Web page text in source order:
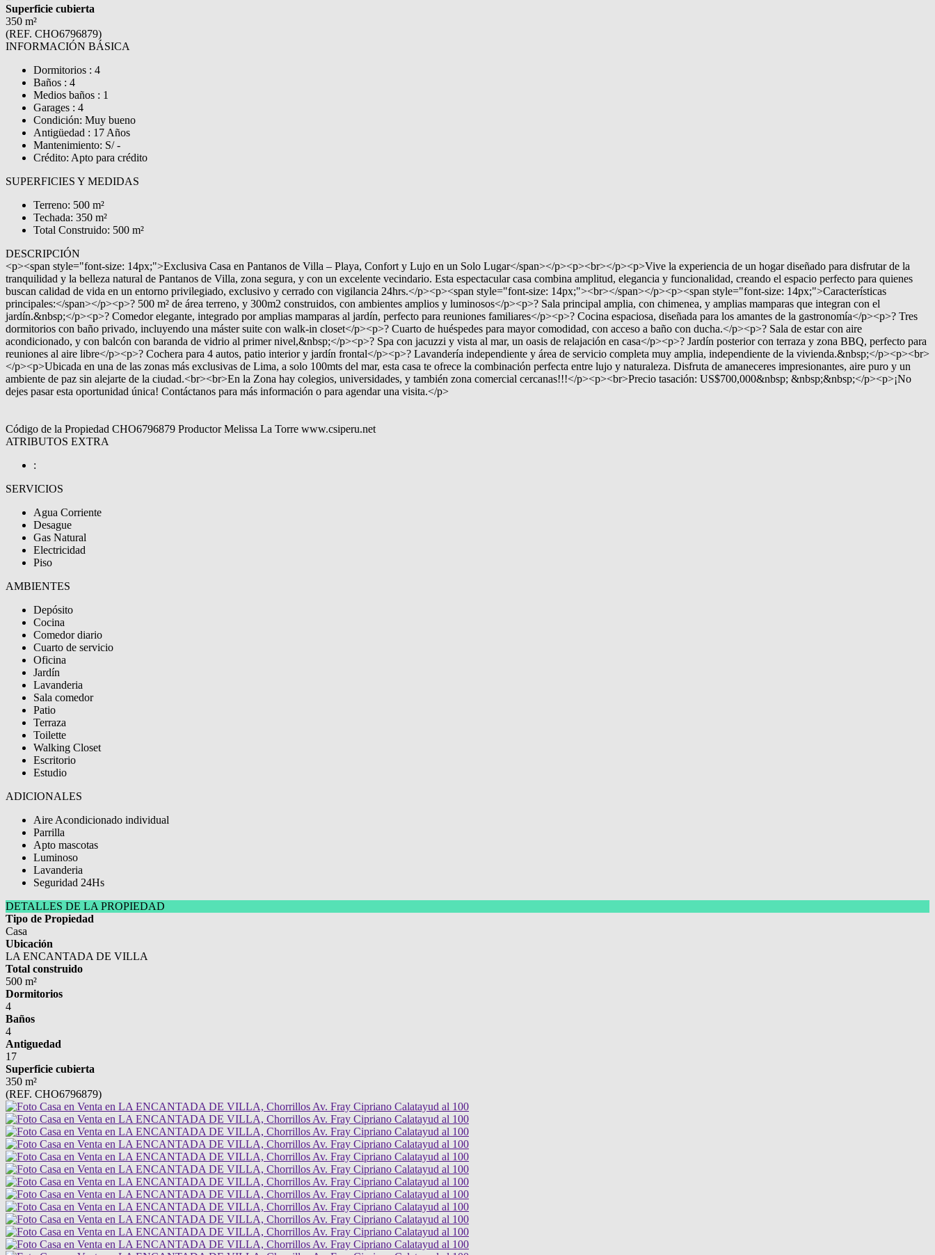
Superficie cubierta
350 m²
(REF. CHO6796879)
INFORMACIÓN BÁSICA
Dormitorios : 4
Baños : 4
Medios baños : 1
Garages : 4
Condición: Muy bueno
Antigüedad : 17 Años
Mantenimiento: S/ -
Crédito: Apto para crédito
SUPERFICIES Y MEDIDAS
Terreno: 500 m²
Techada: 350 m²
Total Construido: 500 m²
DESCRIPCIÓN
<p><span style="font-size: 14px;">Exclusiva Casa en Pantanos de Villa – Playa, Confort y Lujo en un Solo Lugar</span></p><p><br></p><p>Vive la experiencia de un hogar diseñado para disfrutar de la
tranquilidad y la belleza natural de Pantanos de Villa, zona segura, y con un excelente vecindario. Esta espectacular casa combina amplitud, elegancia y funcionalidad, creando el espacio perfecto para quienes
buscan calidad de vida en un entorno privilegiado, exclusivo y cerrado con vigilancia 24hrs.</p><p><span style="font-size: 14px;"><br></span></p><p><span style="font-size: 14px;">Características
principales:</span></p><p>? 500 m² de área terreno, y 300m2 construidos, con ambientes amplios y luminosos</p><p>? Sala principal amplia, con chimenea, y amplias mamparas que integran con el
jardín.&nbsp;</p><p>? Comedor elegante, integrado por amplias mamparas al jardín, perfecto para reuniones familiares</p><p>? Cocina espaciosa, diseñada para los amantes de la gastronomía</p><p>? Tres
dormitorios con baño privado, incluyendo una máster suite con walk-in closet</p><p>? Cuarto de huéspedes para mayor comodidad, con acceso a baño con ducha.</p><p>? Sala de estar con aire
acondicionado, y con balcón con baranda de vidrio al primer nivel,&nbsp;</p><p>? Spa con jacuzzi y vista al mar, un oasis de relajación en casa</p><p>? Jardín posterior con terraza y zona BBQ, perfecto para
reuniones al aire libre</p><p>? Cochera para 4 autos, patio interior y jardín frontal</p><p>? Lavandería independiente y área de servicio completa muy amplia, independiente de la vivienda.&nbsp;</p><p><br>
</p><p>Ubicada en una de las zonas más exclusivas de Lima, a solo 100mts del mar, esta casa te ofrece la combinación perfecta entre lujo y naturaleza. Disfruta de amaneceres impresionantes, aire puro y un
ambiente de paz sin alejarte de la ciudad.<br><br>En la Zona hay colegios, universidades, y también zona comercial cercanas!!!</p><p><br>Precio tasación: US$700,000&nbsp; &nbsp;&nbsp;</p><p>¡No
dejes pasar esta oportunidad única! Contáctanos para más información o para agendar una visita.</p>
Código de la Propiedad CHO6796879 Productor Melissa La Torre www.csiperu.net
ATRIBUTOS EXTRA
:
SERVICIOS
Agua Corriente
Desague
Gas Natural
Electricidad
Piso
AMBIENTES
Depósito
Cocina
Comedor diario
Cuarto de servicio
Oficina
Jardín
Lavanderia
Sala comedor
Patio
Terraza
Toilette
Walking Closet
Escritorio
Estudio
ADICIONALES
Aire Acondicionado individual
Parrilla
Apto mascotas
Luminoso
Lavanderia
Seguridad 24Hs
DETALLES DE LA PROPIEDAD
Tipo de Propiedad
Casa
Ubicación
LA ENCANTADA DE VILLA
Total construido
500 m²
Dormitorios
4
Baños
4
Antiguedad
17
Superficie cubierta
350 m²
(REF. CHO6796879)